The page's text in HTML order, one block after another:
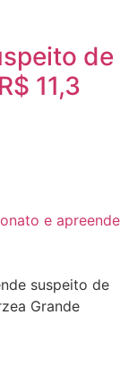
de
11,3
suspeito de
Grande